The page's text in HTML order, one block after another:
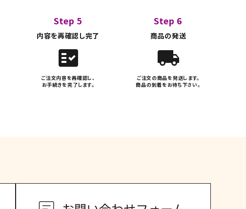
Step 5
内容を再確認し完了
fact_check
ご注文内容を再確認し、
お手続きを完了します。
Step 6
商品の発送
local_shipping
ご注文の商品を発送します。
商品の到着をお待ち下さい。